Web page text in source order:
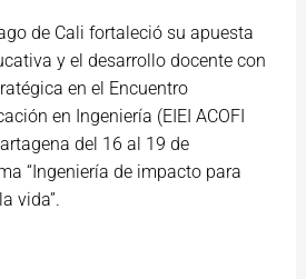
de Cali fortaleció su apuesta
y el desarrollo docente con
en el Encuentro
en Ingeniería (EIEI ACOFI
del 16 al 19 de
“Ingeniería de impacto para
vida”.